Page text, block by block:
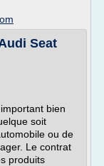
Seat
bien
soit
ou de
Le contrat
produits